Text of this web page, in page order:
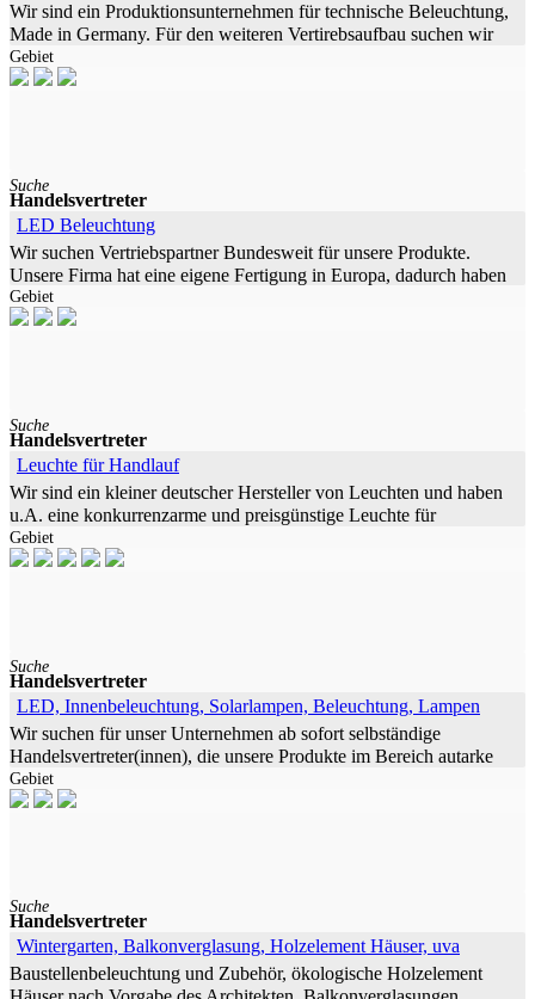
Wir sind ein Produktionsunternehmen für technische Beleuchtung,
Made in Germany. Für den weiteren Vertirebsaufbau suchen wir
Handelsvertreter mit Kontakten zur Industrie, Laboren,
Krankenhäusern
Gebiet
Suche
Handelsvertreter
LED Beleuchtung
Wir suchen Vertriebspartner Bundesweit für unsere Produkte.
Unsere Firma hat eine eigene Fertigung in Europa, dadurch haben
wir die Möglichkeit schnell auf Kundenwünsche zu reagieren.
Sonderfertigung
Gebiet
Suche
Handelsvertreter
Leuchte für Handlauf
Wir sind ein kleiner deutscher Hersteller von Leuchten und haben
u.A. eine konkurrenzarme und preisgünstige Leuchte für
Handlaufbeleuchtungen zum Nachrüsten in Standardrohre
entwickelt bzw. in der
Gebiet
Suche
Handelsvertreter
LED, Innenbeleuchtung, Solarlampen, Beleuchtung, Lampen
Wir suchen für unser Unternehmen ab sofort selbständige
Handelsvertreter(innen), die unsere Produkte im Bereich autarke
Solarlampen/Außenbeleuchtung sowie LED-Lampen
(Innenbeleuchtung, Umrüstung) mit
Gebiet
Suche
Handelsvertreter
Wintergarten, Balkonverglasung, Holzelement Häuser, uva
Baustellenbeleuchtung und Zubehör, ökologische Holzelement